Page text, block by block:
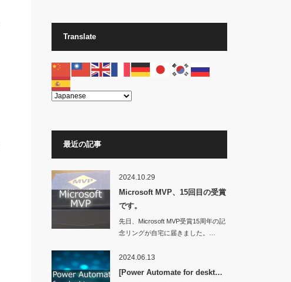
Translate
最近の記事
2024.10.29
Microsoft MVP、15回目の受賞
です。
先日、Microsoft MVP受賞15周年の記
念リングが自宅に届きました。…
2024.06.13
[Power Automate for deskt…